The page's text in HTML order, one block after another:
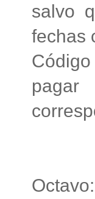
salvo
fechas